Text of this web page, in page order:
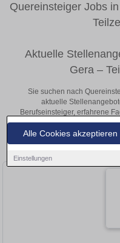
Alle Cookies akzeptieren
Einstellungen
Quereinsteiger Jobs
Aktuelle
Gera –
Sie suchen nach
aktuelle
Berufseinsteiger, erfahrene
Büro, vor Ort oder remote:
Region und bewerben Sie